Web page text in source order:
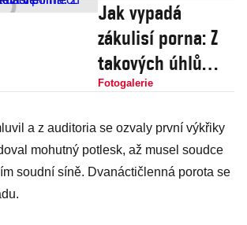
Jak vypadá
zákulisí porna: Z
takových úhlů
těla ve filmech
neuvidíte
Fotogalerie
a z auditoria se ozvaly první výkřiky
mohutný potlesk, až musel soudce
soudní síně. Dvanáctičlenná porota se